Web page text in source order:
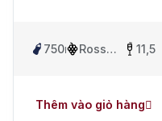
+ Ưu đãi giữa
750mlRosso
11,5%
Thêm vào giỏ hàng